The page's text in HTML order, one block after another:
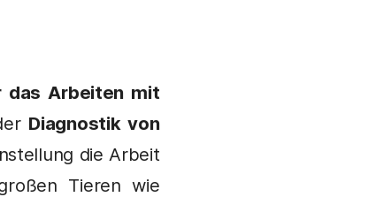
Arbeiten mit
Diagnostik von
die Arbeit
Tieren wie